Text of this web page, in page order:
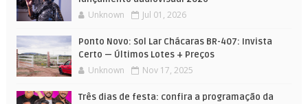
Unknown Jul 01, 2026
Ponto Novo: Sol Lar Chácaras BR-407: Invista
Certo — Últimos Lotes + Preços
Unknown Nov 17, 2025
Três dias de festa: confira a programação da